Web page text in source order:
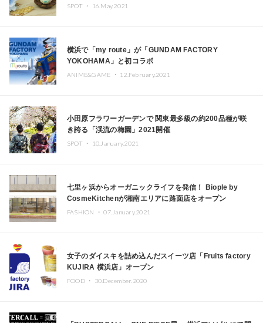
SPOT ・ 16.May.2021
横浜で「my route」が「GUNDAM FACTORY
YOKOHAMA」と初コラボ
ANIME&GAME ・ 12.February.2021
小田原フラワーガーデンで 関東最多級の約200品種が咲
き誇る「渓流の梅園」2021開催
SPOT ・ 10.January.2021
七里ヶ浜からオーガニックライフを発信！ Biople by
CosmeKitchenが湘南エリアに路面店をオープン
FASHION ・07.January.2021
女子のダイスキを詰め込んだスイーツ店「Fruits factory
KUJIRA 横浜店」オープン
FOOD ・ 30.December.2020